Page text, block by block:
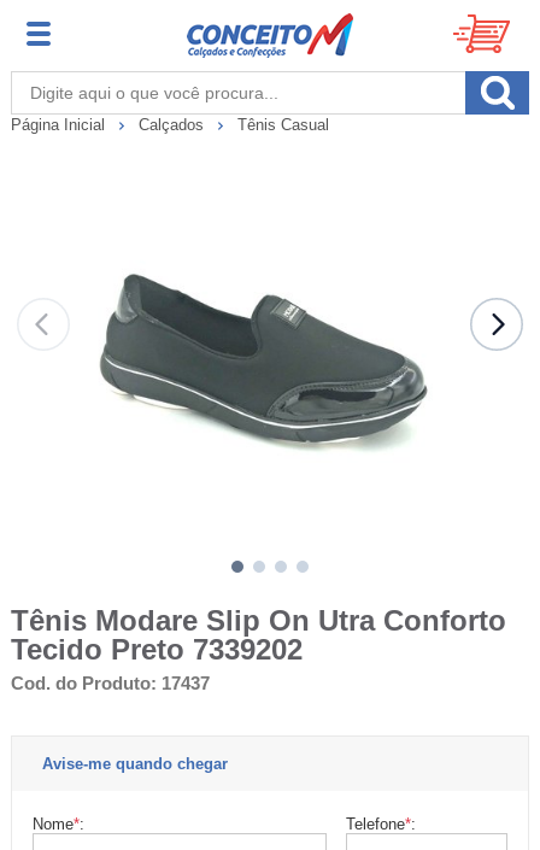
Página Inicial Calçados Tênis Casual
Tênis Modare Slip On Utra Conforto
Tecido Preto 7339202
Cod. do Produto: 17437
Avise-me quando chegar
Nome*: Telefone*: